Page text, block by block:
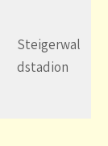
Steigerwal
dstadion